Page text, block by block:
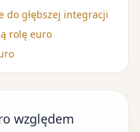
do głębszej integracji
rolę euro
względem